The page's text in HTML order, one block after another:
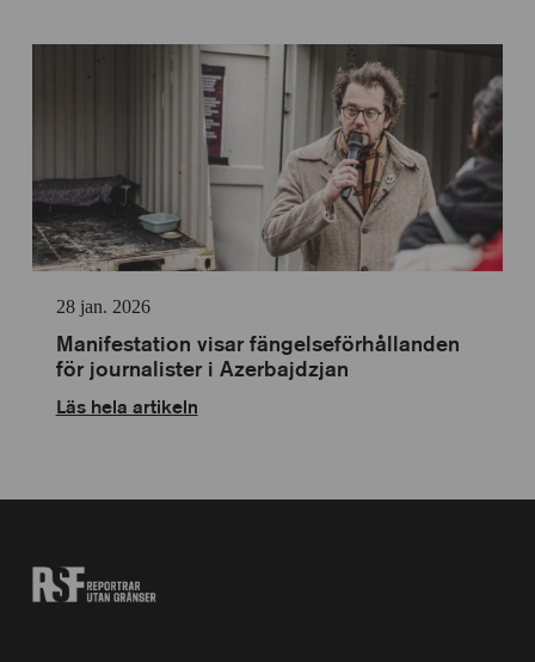
28 jan. 2026
Manifestation visar fängelseförhållanden
för journalister i Azerbajdzjan
Läs hela artikeln